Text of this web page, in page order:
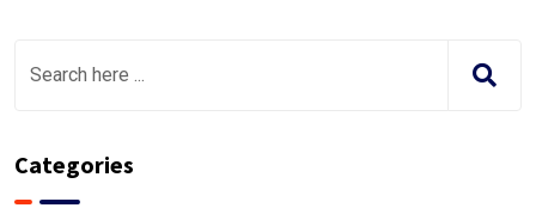
Categories